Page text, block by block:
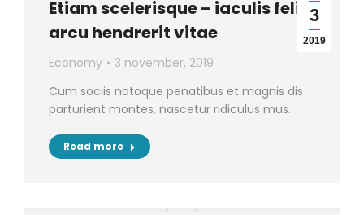
3
2019
Etiam scelerisque – iaculis felis
arcu hendrerit vitae
Economy
3 november, 2019
Cum sociis natoque penatibus et magnis dis
parturient montes, nascetur ridiculus mus.
Read more